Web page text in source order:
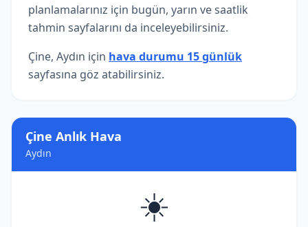
Çine Anlık Hava
Aydın
☀️
planlamalarınız için bugün, yarın ve saatlik
tahmin sayfalarını da inceleyebilirsiniz.
Çine, Aydın için hava durumu 15 günlük
sayfasına göz atabilirsiniz.